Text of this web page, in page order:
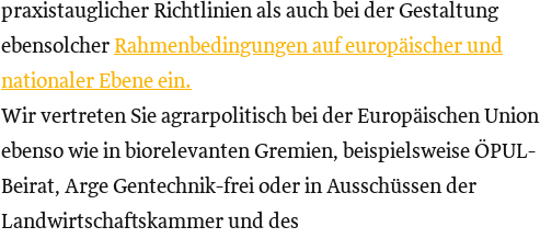
praxistauglicher Richtlinien als auch bei der Gestaltung
ebensolcher Rahmenbedingungen auf europäischer und
nationaler Ebene ein.
Wir vertreten Sie agrarpolitisch bei der Europäischen Union
ebenso wie in biorelevanten Gremien, beispielsweise ÖPUL-
Beirat, Arge Gentechnik-frei oder in Ausschüssen der
Landwirtschaftskammer und des